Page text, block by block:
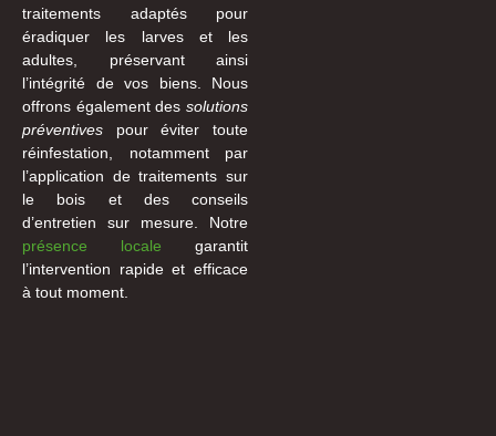
traitements adaptés pour
éradiquer les larves et les
adultes, préservant ainsi
l’intégrité de vos biens. Nous
offrons également des solutions
préventives pour éviter toute
réinfestation, notamment par
l’application de traitements sur
le bois et des conseils
d’entretien sur mesure. Notre
présence locale garantit
l’intervention rapide et efficace
à tout moment.